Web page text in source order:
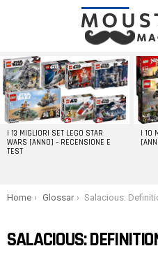
LATEST
STORIES
I 13 MIGLIORI SET LEGO STAR
WARS [ANNO] – RECENSIONE E
TEST
I 10
You are here:
Home Glossar Salacious:
SALACIOUS: